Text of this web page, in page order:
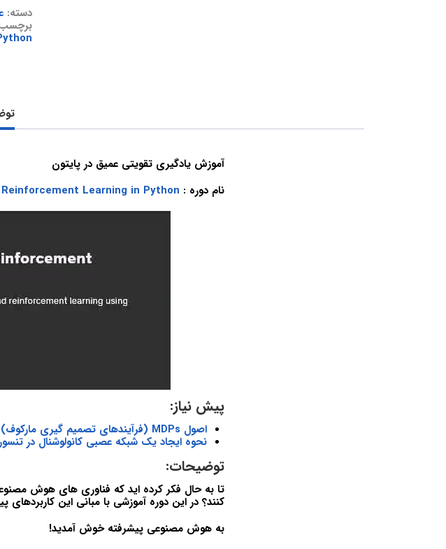
دسته:
آموزش یادگیری تقویتی عمیق در پایتون
نام دوره : Learning in Python
پیش نیاز:
اصول MDPs (فرآیندهای تصمیم گیری مارکوف) و یادگیری تقویتی را بدانید
نحوه ایجاد یک شبکه عصبی کانولوشنال در
توضیحات:
کنند؟ در این دوره آموزشی با مبانی این کاربردهای
به هوش مصنوعی پیشرفته خوش آمدید!